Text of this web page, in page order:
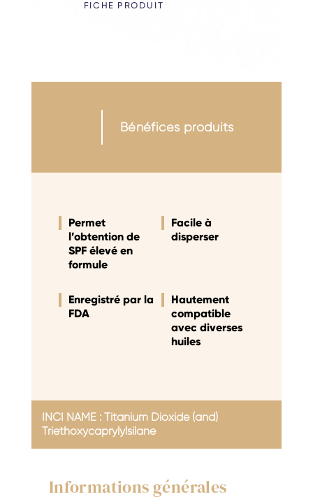
FICHE PRODUIT
Bénéfices produits
Permet
l’obtention de
SPF élevé en
formule
Facile à
disperser
Enregistré par la
FDA
Hautement
compatible
avec diverses
huiles
INCI NAME : Titanium Dioxide (and)
Triethoxycaprylylsilane
Informations générales